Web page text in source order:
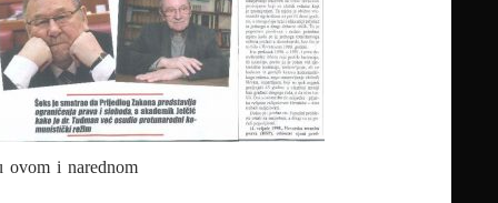
ovom i narednom
lustracijskih zakona 1998. godine